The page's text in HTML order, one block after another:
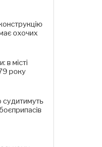
охочих
місті
року